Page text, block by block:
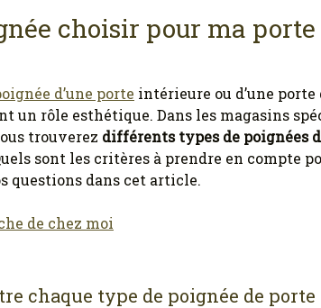
choisir pour ma porte
d’une porte intérieure ou d’une porte
un rôle esthétique. Dans les magasins
trouverez différents types de poignées
sont les critères à prendre en compte
questions dans cet article.
de chez moi
chaque type de poignée de porte